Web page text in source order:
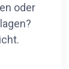
oder